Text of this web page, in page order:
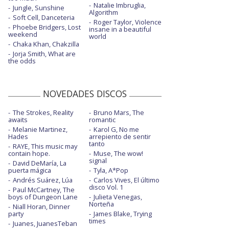
Dream dancing - con Tony Bennett
Hold my hand
Hold my hand - Live from The Oscars
2023
I get a kick out of you - con Tony Bennett
I've you under my skin - con Tony Bennett
Joanne (Where do you think you're goin'?)
- Piano
John Wayne
Killah - Apple Music Live 2026
Killah - Saturday Night Live | 2025
Look what I found
Love for sale - con Tony Bennett
Jungle, Sunshine
Soft Cell, Danceteria
Phoebe Bridgers, Lost
weekend
Chaka Khan, Chakzilla
Jorja Smith, What are
the odds
Natalie Imbruglia,
Algorithm
Roger Taylor, Violence
insane in a beautiful
world
NOVEDADES DISCOS
The Strokes, Reality
awaits
Melanie Martinez,
Hades
RAYE, This music may
contain hope.
David DeMaría, La
puerta mágica
Andrés Suárez, Lúa
Paul McCartney, The
boys of Dungeon Lane
Niall Horan, Dinner
party
Juanes, JuanesTeban
Bruno Mars, The
romantic
Karol G, No me
arrepiento de sentir
tanto
Muse, The wow!
signal
Tyla, A*Pop
Carlos Vives, El último
disco Vol. 1
Julieta Venegas,
Norteña
James Blake, Trying
times